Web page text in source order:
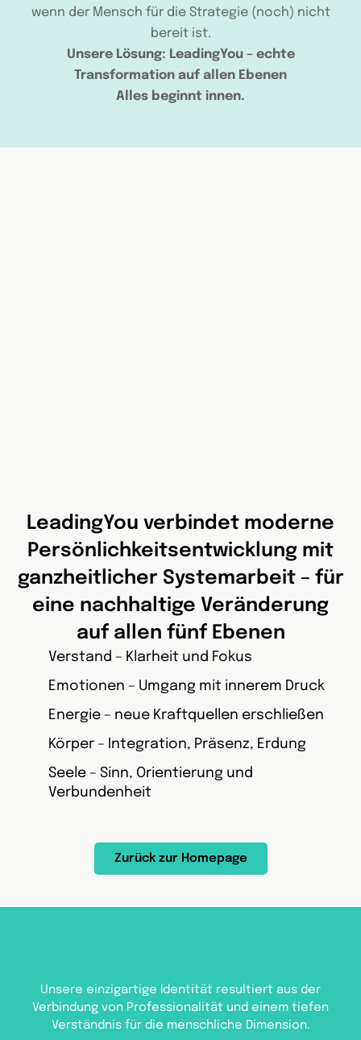
wenn der Mensch für die Strategie (noch) nicht
bereit ist.
Unsere Lösung: LeadingYou – echte
Transformation auf allen Ebenen
Alles beginnt innen.
LeadingYou verbindet moderne
Persönlichkeitsentwicklung mit
ganzheitlicher Systemarbeit – für
eine nachhaltige Veränderung
auf allen fünf Ebenen
Verstand – Klarheit und Fokus
Emotionen – Umgang mit innerem Druck
Energie – neue Kraftquellen erschließen
Körper – Integration, Präsenz, Erdung
Seele – Sinn, Orientierung und
Verbundenheit
Zurück zur Homepage
Unsere einzigartige Identität resultiert aus der
Verbindung von Professionalität und einem tiefen
Verständnis für die menschliche Dimension.